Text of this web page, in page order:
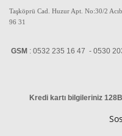
Taşköprü Cad. Huzur Apt. No:30/2
96 31
GSM : 0532 235 16 47 -
Kredi kartı bilgileriniz